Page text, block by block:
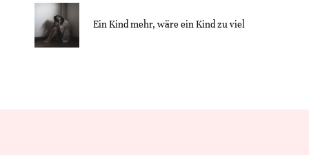
Ein Kind mehr, wäre ein Kind zu viel